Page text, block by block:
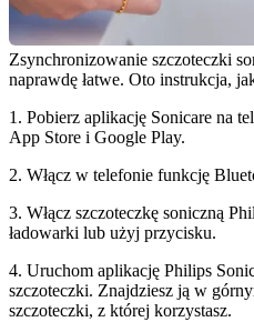
Zsynchronizowanie szczoteczki
naprawdę łatwe. Oto instrukcja,
1. Pobierz aplikację Sonicare na
App Store i Google Play.
2. Włącz w telefonie funkcję
3. Włącz szczoteczkę soniczną
ładowarki lub użyj przycisku.
4. Uruchom aplikację Philips
szczoteczki. Znajdziesz ją w
szczoteczki, z której korzystasz.